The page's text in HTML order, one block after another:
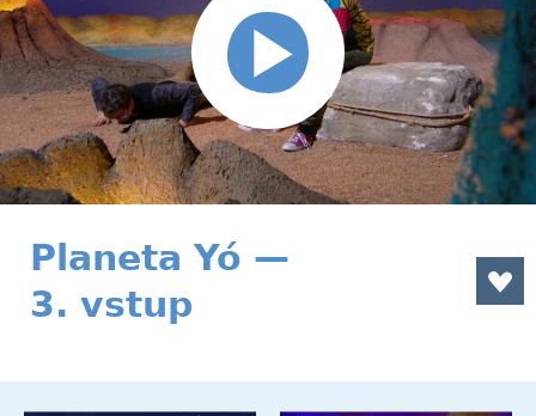
Planeta Yó —
3. vstup